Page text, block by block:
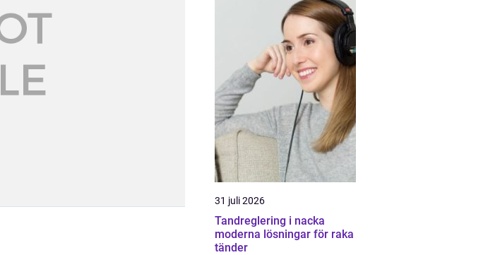
31 juli 2026
Tandreglering i nacka
moderna lösningar för raka
tänder